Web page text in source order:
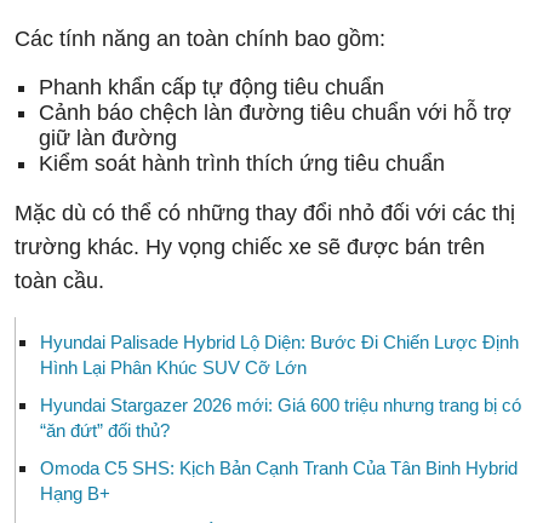
Các tính năng an toàn chính bao gồm:
Phanh khẩn cấp tự động tiêu chuẩn
Cảnh báo chệch làn đường tiêu chuẩn với hỗ trợ
giữ làn đường
Kiểm soát hành trình thích ứng tiêu chuẩn
Mặc dù có thể có những thay đổi nhỏ đối với các thị
trường khác. Hy vọng chiếc xe sẽ được bán trên
toàn cầu.
Hyundai Palisade Hybrid Lộ Diện: Bước Đi Chiến Lược Định
Hình Lại Phân Khúc SUV Cỡ Lớn
Hyundai Stargazer 2026 mới: Giá 600 triệu nhưng trang bị có
“ăn đứt” đối thủ?
Omoda C5 SHS: Kịch Bản Cạnh Tranh Của Tân Binh Hybrid
Hạng B+